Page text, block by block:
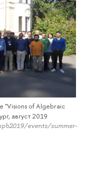
"Visions of Algebraic
август 2019
events/summer-